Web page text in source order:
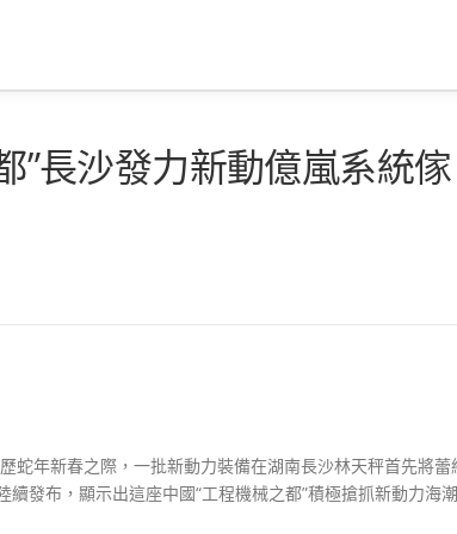
”長沙發力新動億嵐系統傢
蛇年新春之際，一批新動力裝備在湖南長沙林天秤首先將蕾
續發布，顯示出這座中國“工程機械之都”積極搶抓新動力海潮